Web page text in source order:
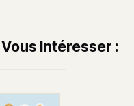
Intéresser :